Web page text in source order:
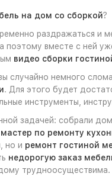
на дом со сборкой?
раздражаться и
поэтому вместе с ней
видео сборки
случайно немного
. Для этого будет
инструменты,
задачей: собрали
мастер по ремонту
но и ремонт гостиной
недорогую заказ
трудноосуществима.